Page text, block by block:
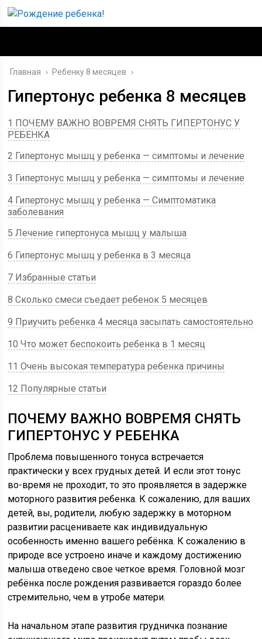
Главная › Ребенку 8 месяцев ›
Гипертонус ребенка 8 месяцев
1 ПОЧЕМУ ВАЖНО ВОВРЕМЯ СНЯТЬ ГИПЕРТОНУС У
РЕБЕНКА
2 Гипертонус мышц у ребенка — симптомы и лечение
3 Гипертонус мышц у ребенка — симптомы и лечение
4 Гипертонус мышц у ребенка — Симптоматика
заболевания
5 Лечение гипертонуса мышц у малыша
6 Гипертонус мышц у ребенка в 3 месяца
7 Избранные статьи
8 Сколько смеси съедает ребенок 5 месяцев
9 Приучить ребенка 4 месяца засыпать самостоятельно
10 Что может беспокоить ребенка в 1 месяц
11 Очень высокая температура ребенка причины
12 Популярные статьи
ПОЧЕМУ ВАЖНО ВОВРЕМЯ СНЯТЬ
ГИПЕРТОНУС У РЕБЕНКА
Проблема повышенного тонуса встречается
практически у всех грудных детей. И если этот тонус
во-время не проходит, то это проявляется в задержке
моторного развития ребенка. К сожалению, для ваших
детей, вы, родители, любую задержку в моторном
развитии расцениваете как индивидуальную
особенность именно вашего ребёнка. К сожалению в
природе все устроено иначе и каждому достижению
малыша отведено свое четкое время. Головной мозг
ребёнка после рождения развивается гораздо более
стремительно, чем в утробе матери.
На начальном этапе развития грудничка познание